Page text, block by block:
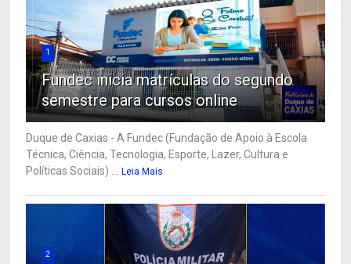
1
Fundec inicia matrículas do segundo
semestre para cursos online
Duque de Caxias - A Fundec (Fundação de Apoio à Escola
Técnica, Ciência, Tecnologia, Esporte, Lazer, Cultura e
Políticas Sociais) ... Leia Mais
2